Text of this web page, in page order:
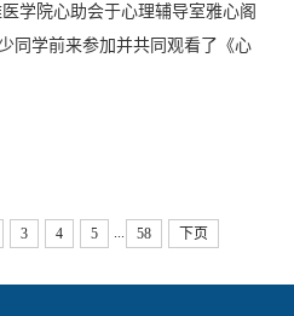
学院心助会于心理辅导室雅心阁
同学前来参加并共同观看了《心
3 4 5 ... 58 下页